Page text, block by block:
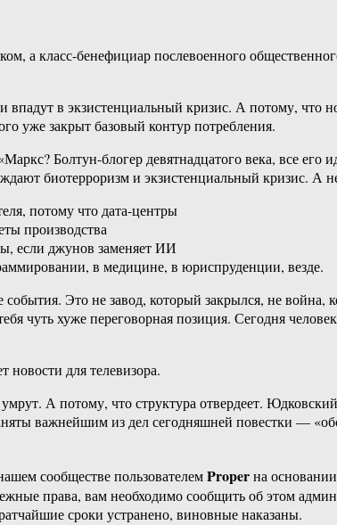
а класс-бенефициар послевоенного
в экзистенциальный кризис. А потому,
уже закрыт базовый контур потребления.
Болтун-блогер девятнадцатого века, все
биотерроризм и экзистенциальный кризис. А
потому что дата-центры
производства
если джунов заменяет ИИ
в медицине, в юриспруденции, везде.
Это не завод, который закрылся, не
чуть хуже переговорная позиция. Сегодня
для телевизора.
А потому, что структура отвердеет.
важнейшим из дел сегодняшней повестки —
сообществе пользователемProperна
права, вам необходимо сообщить об этом
сроки устранено, виновные наказаны.